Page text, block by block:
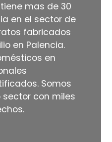
mas de 30
en el sector de
fabricados
en Palencia.
en
Somos
sector con miles